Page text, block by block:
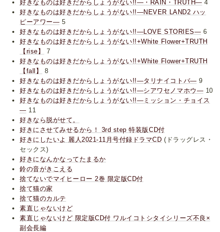
好きなものは好きだからしょうがない!!―・RAIN・TRUTH― 4
好きなものは好きだからしょうがない!!―NEVER LAND2 ハッ
ピーアワー― 5
好きなものは好きだからしょうがない!!―LOVE STORIES― 6
好きなものは好きだからしょうがない!!+White Flower+TRUTH
【rise】
7
好きなものは好きだからしょうがない!!+White Flower+TRUTH
【fall】
8
好きなものは好きだからしょうがない!!―タリナイコトバ― 9
好きなものは好きだからしょうがない!!―シアワセノマホウ― 10
好きなものは好きだからしょうがない!!―ミッション・チョイス
― 11
好きなら脱がせて。
好きにさせてみせるから！ 3rd step 特装版CD付
好きにしたいよ 麗人2021-11月号付録ドラマCD (ドラッグレス・
セックス)
好きになんかなってたまるか
鈴の音がきこえる
捨てないでマイヒーロー 2巻 限定版CD付
捨て猫の家
捨て猫のカルテ
素直じゃないけど
素直じゃないけど 限定版CD付 ワルイコトシタイシリーズ不良×
副会長編